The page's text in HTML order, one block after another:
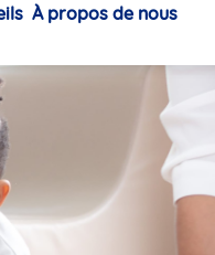
À propos de nous